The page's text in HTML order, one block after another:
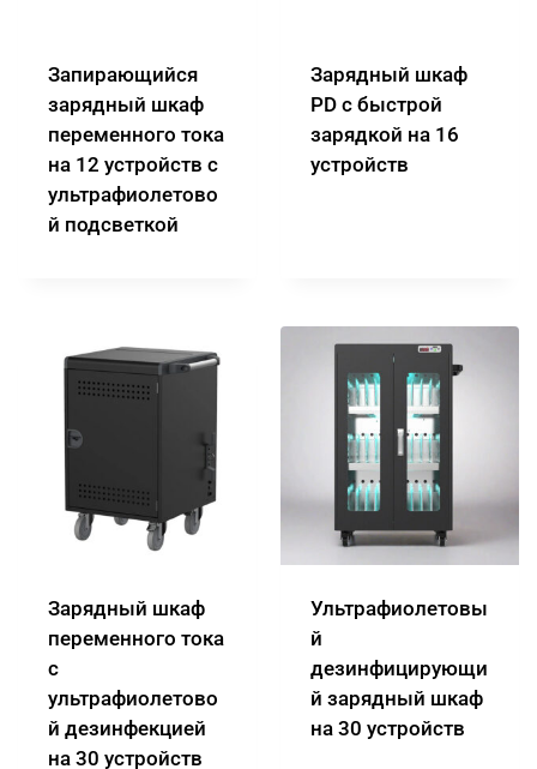
Запирающийся
зарядный шкаф
переменного тока
на 12 устройств с
ультрафиолетово
й подсветкой
Зарядный шкаф
PD с быстрой
зарядкой на 16
устройств
Зарядный шкаф
переменного тока
с
ультрафиолетово
й дезинфекцией
на 30 устройств
Ультрафиолетовы
й
дезинфицирующи
й зарядный шкаф
на 30 устройств